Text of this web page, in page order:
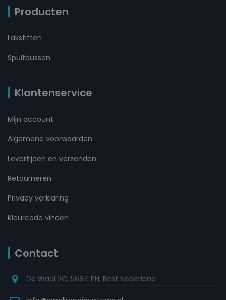
Producten
Lakstiften
Spuitbussen
Klantenservice
Mijn account
Algemene voorwaarden
Levertijden en verzenden
Retourneren
Privacy verklaring
Kleurcode vinden
Contact
De Waal 2C, 5684 PH, Best Nederland